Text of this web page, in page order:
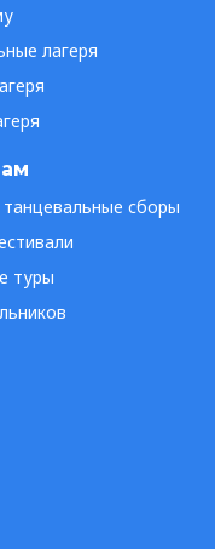
лагеря
сборы
туры